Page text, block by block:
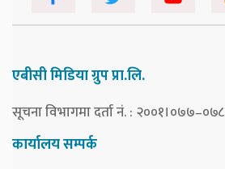
एबीसी मिडिया ग्रुप प्रा.लि.
सूचना विभागमा दर्ता नं. : २००१।०७७–०७८
कार्यालय सम्पर्क